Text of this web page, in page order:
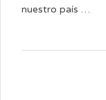
nuestro país …